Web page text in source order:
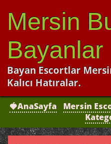
Mersin
Bayanlar
Bayan Escortlar
Kalıcı Hatıralar.
🍓AnaSayfa Mersin